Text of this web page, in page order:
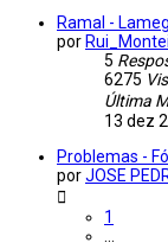
Ramal -
por
5
6275
Última
13 dez
Problemas -
porJOSE
1